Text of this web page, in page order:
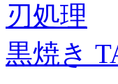
刃処理
黒焼き